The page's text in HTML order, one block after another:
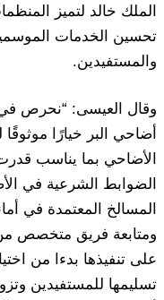
الملك خالد لتميز
تحسين الخدمات
والمستفيدين.
وقال العيسى: “نحرص في
أضاحي البر خيارًا
الأضاحي بما يناسب
الضوابط الشرعية في
المسالخ المعتمدة في
ومتابعة فريق متخصص من
على تنفيذها بدءا من
تسليمها للمستفيدين